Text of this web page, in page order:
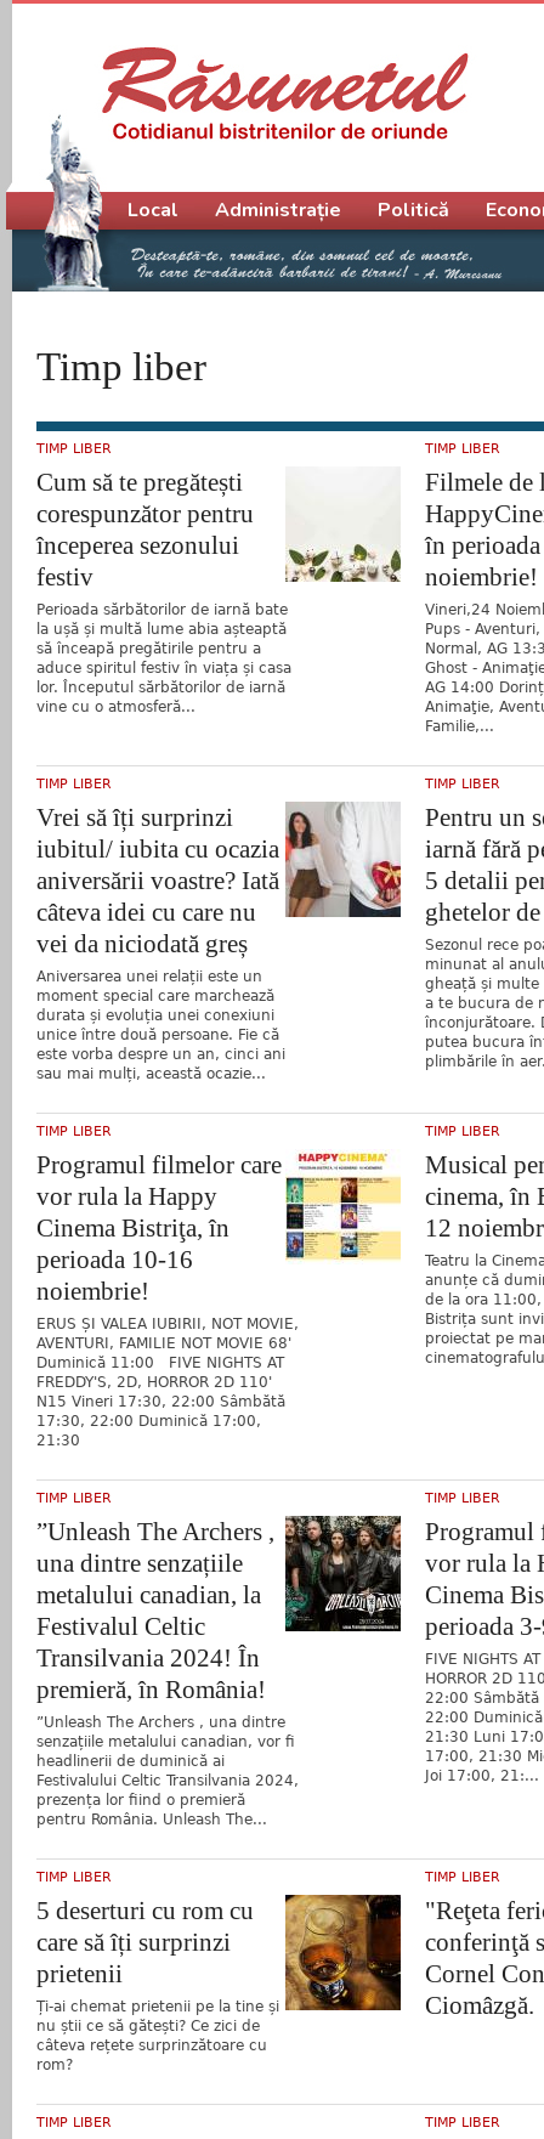
Timp liber
TIMP LIBER
Cum să te pregătești
corespunzător pentru
începerea sezonului
festiv
Perioada sărbătorilor de iarnă bate
la ușă și multă lume abia așteaptă
să înceapă pregătirile pentru a
aduce spiritul festiv în viața și casa
lor. Începutul sărbătorilor de iarnă
vine cu o atmosferă...
TIMP LIBER
Filmele de
în
noiembrie!
Vineri,24
Pups - Aventuri,
Normal, AG
Ghost -
AG 14:00
Animaţie,
Familie,...
TIMP LIBER
Vrei să îți surprinzi
iubitul/ iubita cu ocazia
aniversării voastre? Iată
câteva idei cu care nu
vei da niciodată greș
Aniversarea unei relații este un
moment special care marchează
durata și evoluția unei conexiuni
unice între două persoane. Fie că
este vorba despre un an, cinci ani
sau mai mulți, această ocazie...
TIMP LIBER
Pentru un
iarnă fără
5 detalii
ghetelor
Sezonul rece
minunat al
gheață și
a te bucura de
înconjurătoare.
putea bucura
plimbările în
TIMP LIBER
Programul filmelor care
vor rula la Happy
Cinema Bistriţa, în
perioada 10-16
noiembrie!
ERUS ȘI VALEA IUBIRII, NOT MOVIE,
AVENTURI, FAMILIE NOT MOVIE 68'
Duminică 11:00 FIVE NIGHTS AT
FREDDY'S, 2D, HORROR 2D 110'
N15 Vineri 17:30, 22:00 Sâmbătă
17:30, 22:00 Duminică 17:00,
21:30
TIMP LIBER
Musical
cinema, în
12
Teatru la
anunțe că
de la ora
Bistrița sunt
proiectat pe
TIMP LIBER
”Unleash The Archers ,
una dintre senzațiile
metalului canadian, la
Festivalul Celtic
Transilvania 2024! În
premieră, în România!
”Unleash The Archers , una dintre
senzațiile metalului canadian, vor fi
headlinerii de duminică ai
Festivalului Celtic Transilvania 2024,
prezența lor fiind o premieră
pentru România. Unleash The...
TIMP LIBER
Programul
vor rula la
Cinema
perioada
FIVE NIGHTS
HORROR 2D
22:00
22:00
21:30 Luni
17:00, 21:30
Joi 17:00, 21:...
TIMP LIBER
5 deserturi cu rom cu
care să îți surprinzi
prietenii
Ți-ai chemat prietenii pe la tine și
nu știi ce să gătești? Ce zici de
câteva rețete surprinzătoare cu
rom?
TIMP LIBER
"Reţeta
conferinţă
Cornel
Ciomâzgă.
TIMP LIBER TIMP LIBER
Meniu principal
Local Administrație Politică